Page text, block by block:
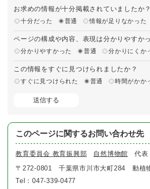
お求めの情報が十分掲載されていましたか？
十分だった 普通 情報が足りなかった
ページの構成や内容、表現は分かりやすか
分かりやすかった 普通 分かりにくか
この情報をすぐに見つけられましたか？
すぐに見つけられた 普通 時間がかか
このページに関するお問い合わせ先
教育委員会 教育振興部 自然博物館
代表
〒272-0801
千葉県市川市大町284 動植
Tel：047-339-0477